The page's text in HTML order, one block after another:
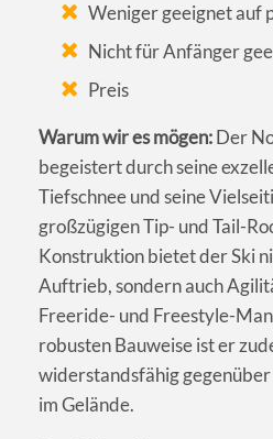
Weniger geeignet auf
Nicht für Anfänger
Preis
Warum wir es mögen:Der
begeistert durch seine
Tiefschnee und seine
großzügigen Tip- und Tail-
Konstruktion bietet der Ski
Auftrieb, sondern auch
Freeride- und Freestyle-
robusten Bauweise ist er
widerstandsfähig
im Gelände.